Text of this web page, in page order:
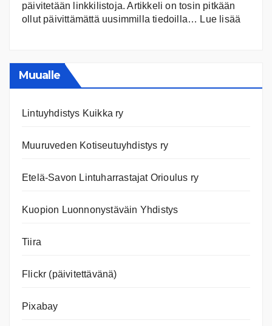
päivitetään linkkilistoja. Artikkeli on tosin pitkään
ollut päivittämättä uusimmilla tiedoilla… Lue lisää
Muualle
Lintuyhdistys Kuikka ry
Muuruveden Kotiseutuyhdistys ry
Etelä-Savon Lintuharrastajat Orioulus ry
Kuopion Luonnonystäväin Yhdistys
Tiira
Flickr (päivitettävänä)
Pixabay